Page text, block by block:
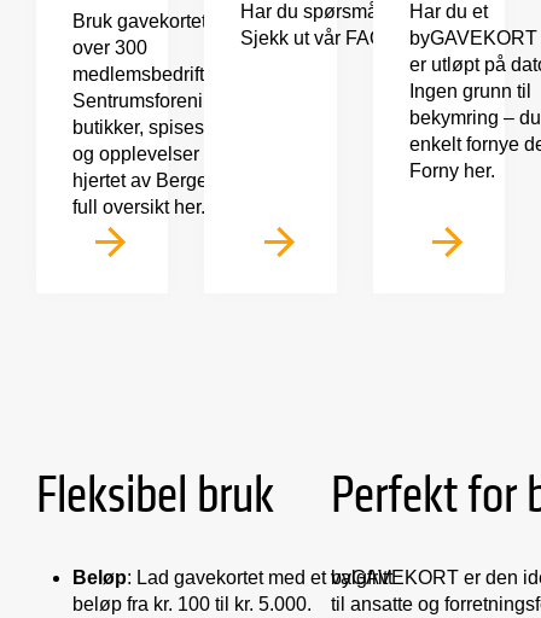
Bruk gavekortet hos
over 300
medlemsbedrifter i
Sentrumsforeningen –
butikker, spisesteder
og opplevelser i
hjertet av Bergen. Se
full oversikt her.
Har du spørsmål?
Sjekk ut vår FAQ.
Har du et
byGAVEKORT
er utløpt på
Ingen grunn til
bekymring –
enkelt fornye
Forny her.
Fleksibel bruk
Beløp: Lad gavekortet med et valgfritt
beløp fra kr. 100 til kr. 5.000.
Perfekt for
byGAVEKORT er den
til ansatte og